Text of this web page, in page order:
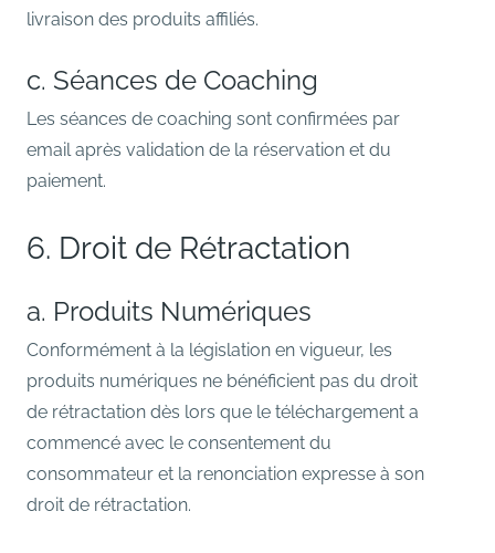
livraison des produits affiliés.
c. Séances de Coaching
Les séances de coaching sont confirmées par
email après validation de la réservation et du
paiement.
6. Droit de Rétractation
a. Produits Numériques
Conformément à la législation en vigueur, les
produits numériques ne bénéficient pas du droit
de rétractation dès lors que le téléchargement a
commencé avec le consentement du
consommateur et la renonciation expresse à son
droit de rétractation.